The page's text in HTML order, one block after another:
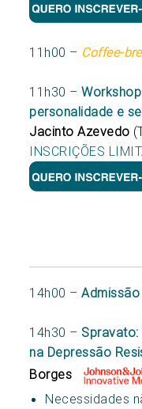
11h00 – Coffee-
11h30 –Workshop
personalidade e
Jacinto Azevedo
INSCRIÇÕES
14h00 –
14h30 –
na Depressão
Borges
Necessidades